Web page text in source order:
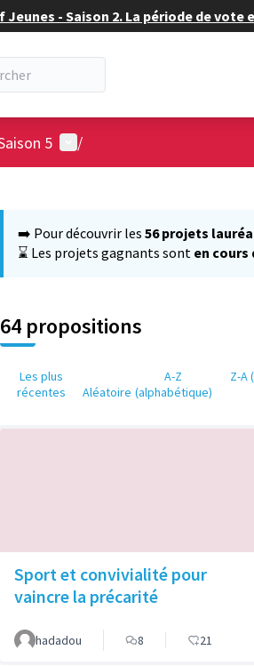
- Saison 2. La période de vote
5 Menu utilisateur
/
➡️ Pour découvrir les 56 projets
⌛ Les projets gagnants sont en
64 propositions
Les plus
récentes
Aléatoire
A-Z
(alphabétique)
Z-A
Sport et convivialité pour
vaincre la précarité
hadadou 8 21